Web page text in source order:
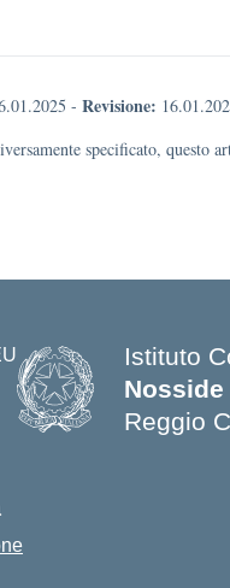
- Revisione:
specificato, questo
Istituto
Reggio